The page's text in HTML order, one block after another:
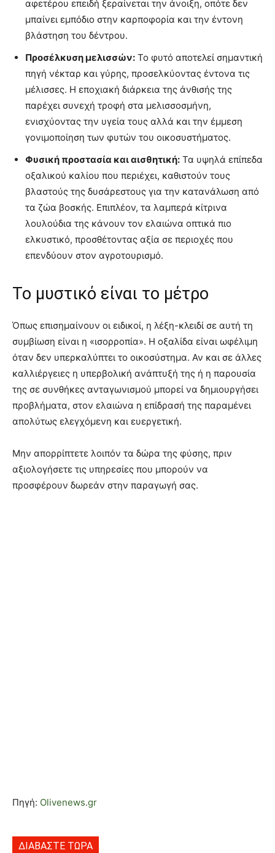
αφετέρου επειδή ξεραίνεται την άνοιξη, οπότε δεν
μπαίνει εμπόδιο στην καρποφορία και την έντονη
βλάστηση του δέντρου.
Προσέλκυση μελισσών: Το φυτό αποτελεί σημαντική
πηγή νέκταρ και γύρης, προσελκύοντας έντονα τις
μέλισσες. Η εποχιακή διάρκεια της άνθισής της
παρέχει συνεχή τροφή στα μελισσοσμήνη,
ενισχύοντας την υγεία τους αλλά και την έμμεση
γονιμοποίηση των φυτών του οικοσυστήματος.
Φυσική προστασία και αισθητική: Τα υψηλά επίπεδα
οξαλικού καλίου που περιέχει, καθιστούν τους
βλαστούς της δυσάρεστους για την κατανάλωση από
τα ζώα βοσκής. Επιπλέον, τα λαμπερά κίτρινα
λουλούδια της κάνουν τον ελαιώνα οπτικά πιο
ελκυστικό, προσθέτοντας αξία σε περιοχές που
επενδύουν στον αγροτουρισμό.
Το μυστικό είναι το μέτρο
Όπως επισημαίνουν οι ειδικοί, η λέξη-κλειδί σε αυτή τη
συμβίωση είναι η «ισορροπία». Η οξαλίδα είναι ωφέλιμη
όταν δεν υπερκαλύπτει το οικοσύστημα. Αν και σε άλλες
καλλιέργειες η υπερβολική ανάπτυξή της ή η παρουσία
της σε συνθήκες ανταγωνισμού μπορεί να δημιουργήσει
προβλήματα, στον ελαιώνα η επίδρασή της παραμένει
απολύτως ελεγχόμενη και ευεργετική.
Μην απορρίπτετε λοιπόν τα δώρα της φύσης, πριν
αξιολογήσετε τις υπηρεσίες που μπορούν να
προσφέρουν δωρεάν στην παραγωγή σας.
Πηγή: Olivenews.gr
ΔΙΑΒΑΣΤΕ ΤΩΡΑ